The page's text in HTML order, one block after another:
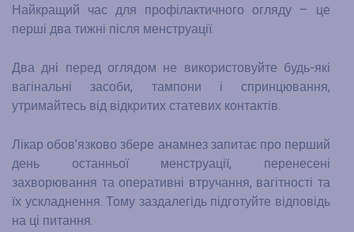
Найкращий час для профілактичного огляду – це
перші два тижні після менструації.
Два дні перед оглядом не використовуйте будь-які
вагінальні засоби, тампони і спринцювання,
утримайтесь від відкритих статевих контактів.
Лікар обов’язково збере анамнез запитає про перший
день останньої менструації, перенесені
захворювання та оперативні втручання, вагітності та
їх ускладнення. Тому заздалегідь підготуйте відповідь
на ці питання.